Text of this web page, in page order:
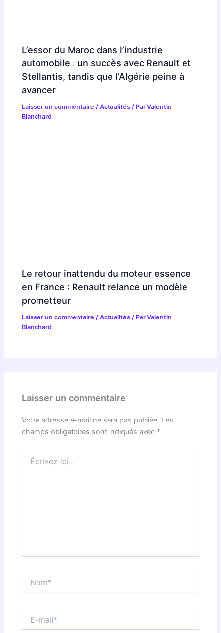
L’essor du Maroc dans l’industrie
automobile : un succès avec Renault et
Stellantis, tandis que l’Algérie peine à
avancer
Laisser un commentaire /Actualités / ParValentin
Blanchard
Le retour inattendu du moteur essence
en France : Renault relance un modèle
prometteur
Laisser un commentaire /Actualités / ParValentin
Blanchard
Laisser un commentaire
Votre adresse e-mail ne sera pas publiée. Les
champs obligatoires sont indiqués avec *
ici…
mail*